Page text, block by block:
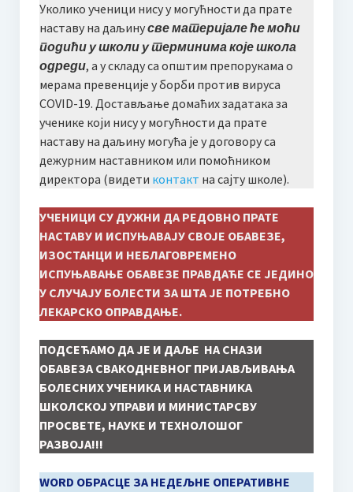
Како се пријавити?
Жири
Додатне информације | Смештај | Такси службе
Међународно такмичење соло певача “Мокрањац”, у част
и сећање на Милицу Поповић
International solo singing competition “Mokranjac“, in honor and
memory of Milica Popović
Правилник / Rulebook
Пропозиције / Proposition
ЖИРИ
Мр Људмила Поповић
Уколико ученици нису у могућности да прате
наставу на даљинусве материјале ће моћи
подићи у школи у терминима које школа
одреди, а у складу са општим препорукама о
мерама превенције у борби против вируса
COVID-19. Достављање домаћих задатака за
ученике који нису у могућности да прате
наставу на даљину могућа је у договору са
дежурним наставником или помоћником
директора (видети контакт на сајту школе).
УЧЕНИЦИ СУ ДУЖНИ ДА РЕДОВНО ПРАТЕ
НАСТАВУ И ИСПУЊАВАЈУ СВОЈЕ ОБАВЕЗЕ,
ИЗОСТАНЦИ И НЕБЛАГОВРЕМЕНО
ИСПУЊАВАЊЕ ОБАВЕЗЕ ПРАВДАЋЕ СЕ ЈЕДИНО
У СЛУЧАЈУ БОЛЕСТИ ЗА ШТА ЈЕ ПОТРЕБНО
ЛЕКАРСКО ОПРАВДАЊЕ.
ПОДСЕЋАМО ДА ЈЕ И ДАЉЕ НА СНАЗИ
ОБАВЕЗА СВАКОДНЕВНОГ ПРИЈАВЉИВАЊА
БОЛЕСНИХ УЧЕНИКА И НАСТАВНИКА
ШКОЛСКОЈ УПРАВИ И МИНИСТАРСВУ
ПРОСВЕТЕ, НАУКЕ И ТЕХНОЛОШОГ
РАЗВОЈА!!!
WORD ОБРАСЦЕ ЗА НЕДЕЉНЕ ОПЕРАТИВНЕ